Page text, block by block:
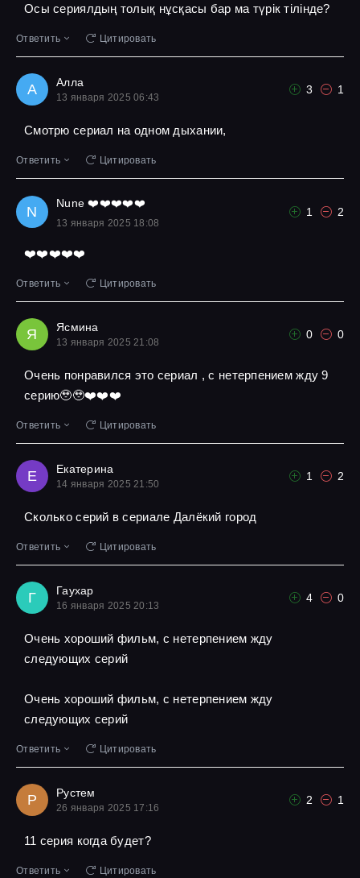
Осы сериялдың толық нұсқасы бар ма түрік тілінде?
Ответить Цитировать
А Алла
13 января 2025 06:43
3 1
Смотрю сериал на одном дыхании,
Ответить Цитировать
N
Nune ❤️❤️❤️❤️❤️
13 января 2025 18:08
1 2
❤️❤️❤️❤️❤️
Ответить Цитировать
Я Ясмина
13 января 2025 21:08
0 0
Очень понравился это сериал , с нетерпением жду 9
серию🥹🥹❤️❤️❤️
Ответить Цитировать
Е Екатерина
14 января 2025 21:50
1 2
Сколько серий в сериале Далёкий город
Ответить Цитировать
Г Гаухар
16 января 2025 20:13
4 0
Очень хороший фильм, с нетерпением жду
следующих серий
Очень хороший фильм, с нетерпением жду
следующих серий
Ответить Цитировать
Р Рустем
26 января 2025 17:16
2 1
11 серия когда будет?
Ответить Цитировать